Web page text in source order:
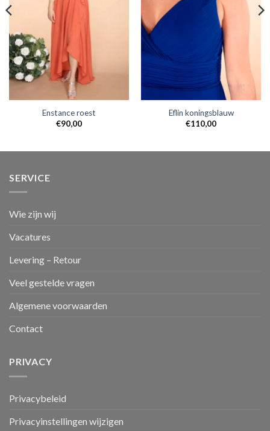
Enstance roest
€90,00
Eflin koningsblauw
€110,00
SERVICE
Wie zijn wij
Vacatures
Levering – Retour
Veel gestelde vragen
Algemene voorwaarden
Contact
PRIVACY
Privacybeleid
Privacyinstellingen wijzigen